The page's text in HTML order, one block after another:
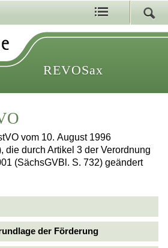
REVOSax
vom 10. August 1996
die durch Artikel 3 der Verordnung
(SächsGVBl. S. 732) geändert
der Förderung